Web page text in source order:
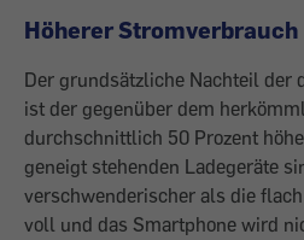
Höherer Stromverbrauch
Der grundsätzliche Nachteil der
ist der gegenüber dem
durchschnittlich 50 Prozent
geneigt stehenden Ladegeräte
verschwenderischer als die
voll und das Smartphone wird